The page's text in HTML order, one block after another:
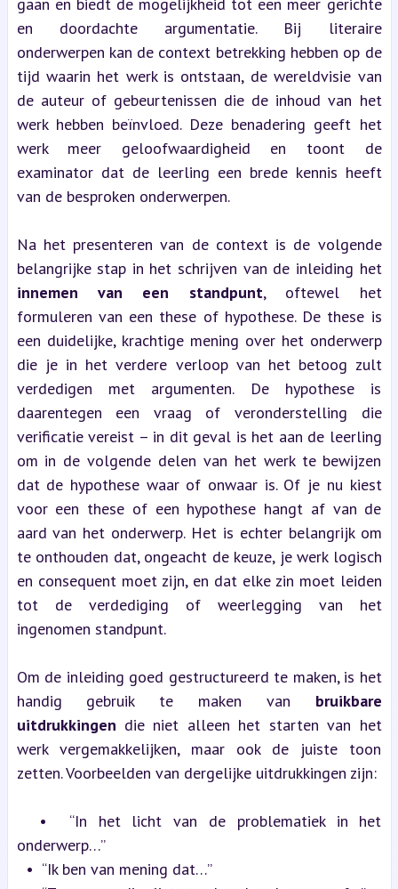
en doordachte argumentatie. Bij literaire
onderwerpen kan de context betrekking hebben op de
tijd waarin het werk is ontstaan, de wereldvisie van
de auteur of gebeurtenissen die de inhoud van het
werk hebben beïnvloed. Deze benadering geeft het
werk meer geloofwaardigheid en toont de
examinator dat de leerling een brede kennis heeft
van de besproken onderwerpen.
Na het presenteren van de context is de volgende
belangrijke stap in het schrijven van de inleiding het
innemen van een standpunt, oftewel het
formuleren van een these of hypothese. De these is
een duidelijke, krachtige mening over het onderwerp
die je in het verdere verloop van het betoog zult
verdedigen met argumenten. De hypothese is
daarentegen een vraag of veronderstelling die
verificatie vereist – in dit geval is het aan de leerling
om in de volgende delen van het werk te bewijzen
dat de hypothese waar of onwaar is. Of je nu kiest
voor een these of een hypothese hangt af van de
aard van het onderwerp. Het is echter belangrijk om
te onthouden dat, ongeacht de keuze, je werk logisch
en consequent moet zijn, en dat elke zin moet leiden
tot de verdediging of weerlegging van het
ingenomen standpunt.
Om de inleiding goed gestructureerd te maken, is het
handig gebruik te maken van bruikbare
uitdrukkingen die niet alleen het starten van het
werk vergemakkelijken, maar ook de juiste toon
zetten. Voorbeelden van dergelijke uitdrukkingen zijn:
•  “In het licht van de problematiek in het
onderwerp…”
•  “Ik ben van mening dat…”